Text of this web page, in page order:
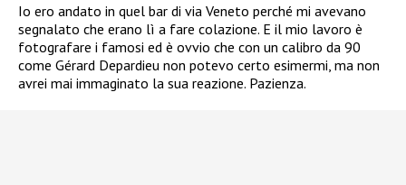
Io ero andato in quel bar di via Veneto perché mi avevano
segnalato che erano lì a fare colazione. E il mio lavoro è
fotografare i famosi ed è ovvio che con un calibro da 90
come Gérard Depardieu non potevo certo esimermi, ma non
avrei mai immaginato la sua reazione. Pazienza.